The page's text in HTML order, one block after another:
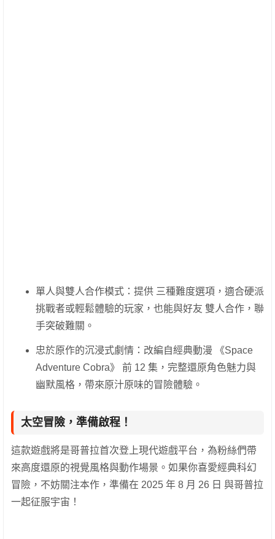
單人與雙人合作模式：提供 三種難度選項，適合硬派
挑戰者或輕鬆體驗的玩家，也能與好友 雙人合作，聯
手突破難關。
忠於原作的沉浸式劇情：改編自經典動漫 《Space
Adventure Cobra》 前 12 集，完整還原角色魅力與
幽默風格，帶來原汁原味的冒險體驗。
太空冒險，準備啟程！
這款遊戲將是哥普拉首次登上現代遊戲平台，為粉絲們帶
來高度還原的視覺風格與動作場景。如果你喜愛經典科幻
冒險，不妨關注本作，準備在 2025 年 8 月 26 日 與哥普拉
一起征服宇宙！